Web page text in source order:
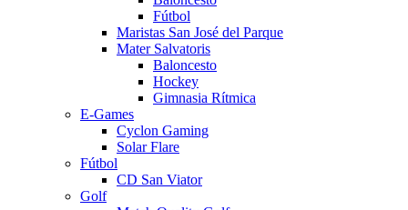
Fútbol
Maristas San José del Parque
Mater Salvatoris
Baloncesto
Hockey
Gimnasia Rítmica
E-Games
Cyclon Gaming
Solar Flare
Fútbol
CD San Viator
Golf